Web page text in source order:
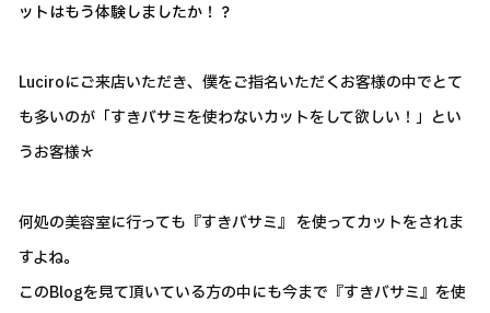
ットはもう体験しましたか！？
Luciroにご来店いただき、僕をご指名いただくお客様の中でとて
も多いのが「すきバサミを使わないカットをして欲しい！」とい
うお客様＊
何処の美容室に行っても『すきバサミ』 を使ってカットをされま
すよね。
このBlogを見て頂いている方の中にも今まで『すきバサミ』を使